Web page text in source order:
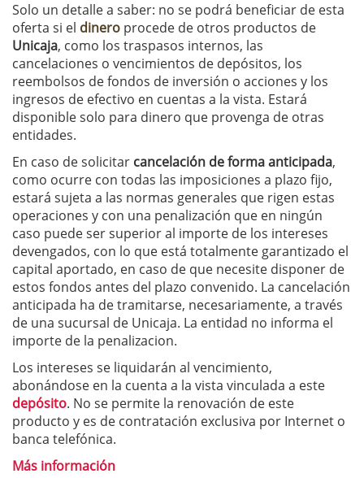
Solo un detalle a saber: no se podrá beneficiar de esta
oferta si el dinero procede de otros productos de
Unicaja, como los traspasos internos, las
cancelaciones o vencimientos de depósitos, los
reembolsos de fondos de inversión o acciones y los
ingresos de efectivo en cuentas a la vista. Estará
disponible solo para dinero que provenga de otras
entidades.
En caso de solicitar cancelación de forma anticipada,
como ocurre con todas las imposiciones a plazo fijo,
estará sujeta a las normas generales que rigen estas
operaciones y con una penalización que en ningún
caso puede ser superior al importe de los intereses
devengados, con lo que está totalmente garantizado el
capital aportado, en caso de que necesite disponer de
estos fondos antes del plazo convenido. La cancelación
anticipada ha de tramitarse, necesariamente, a través
de una sucursal de Unicaja. La entidad no informa el
importe de la penalizacion.
Los intereses se liquidarán al vencimiento,
abonándose en la cuenta a la vista vinculada a este
depósito. No se permite la renovación de este
producto y es de contratación exclusiva por Internet o
banca telefónica.
Más información